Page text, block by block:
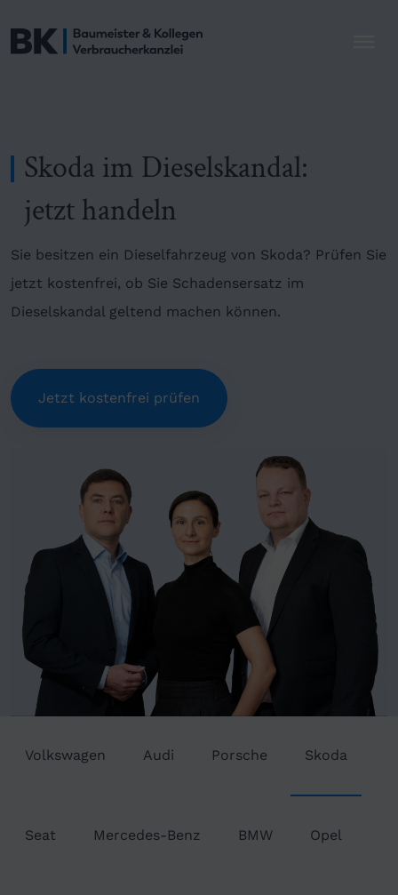
Skoda im Dieselskandal:
jetzt handeln
Sie besitzen ein Dieselfahrzeug von Skoda? Prüfen Sie
jetzt kostenfrei, ob Sie Schadensersatz im
Dieselskandal geltend machen können.
Jetzt kostenfrei prüfen
Volkswagen Audi Porsche Skoda
Seat Mercedes-Benz BMW Opel